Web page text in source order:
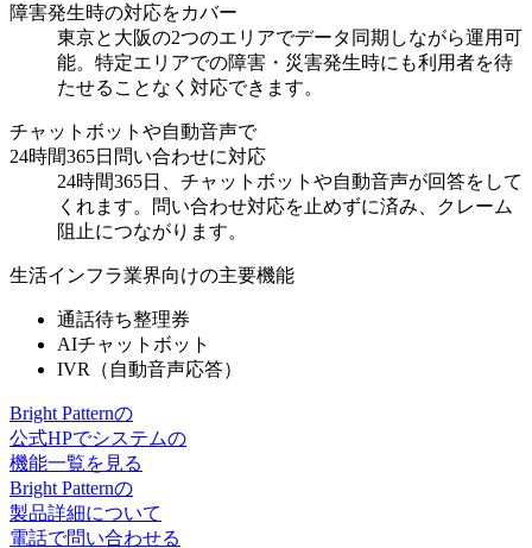
障害発生時の対応をカバー
東京と大阪の2つのエリアでデータ同期しながら運用可
能。特定エリアでの障害・災害発生時にも利用者を待
たせることなく対応できます。
チャットボットや自動音声で
24時間365日問い合わせに対応
24時間365日、チャットボットや自動音声が回答をして
くれます。
問い合わせ対応を止めずに済み、クレーム
阻止につながります。
生活インフラ業界向けの主要機能
通話待ち整理券
AIチャットボット
IVR（自動音声応答）
Bright Patternの
公式HPでシステムの
機能一覧を見る
Bright Patternの
製品詳細について
電話で問い合わせる